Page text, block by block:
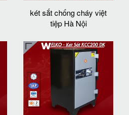
két sắt chống cháy việt
tiệp Hà Nội